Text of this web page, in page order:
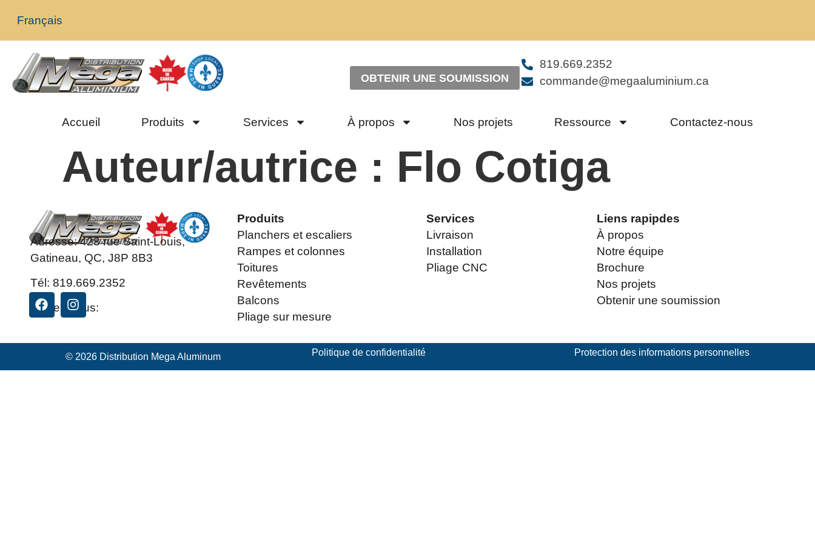
Français
OBTENIR UNE SOUMISSION
819.669.2352
commande@megaaluminium.ca
Accueil Produits Services À propos Nos projets Ressource Contactez-nous
Auteur/autrice : Flo Cotiga
Adresse:428 rue Saint-Louis,
Gatineau, QC, J8P 8B3
Tél: 819.669.2352
Suivez-nous:
Produits
Planchers et escaliers
Rampes et colonnes
Toitures
Revêtements
Balcons
Pliage sur mesure
Services
Livraison
Installation
Pliage CNC
Liens rapipdes
À propos
Notre équipe
Brochure
Nos projets
Obtenir une soumission
© 2026 Distribution Mega Aluminum Politique de confidentialité Protection des informations personnelles